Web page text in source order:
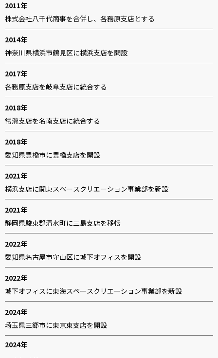
2011年
株式会社八千代商事を合併し、各務原支店とする
2014年
神奈川県横浜市鶴見区に横浜支店を開設
2017年
各務原支店を岐阜支店に統合する
2018年
常滑支店を名南支店に統合する
2018年
愛知県豊橋市に豊橋支店を開設
2021年
横浜支店に関東スペースクリエーション事業部を新設
2021年
静岡県駿東郡清水町に三島支店を移転
2022年
愛知県名古屋市守山区に城下オフィスを開設
2022年
城下オフィスに東海スペースクリエーション事業部を新設
2024年
埼玉県三郷市に東京東支店を開設
2024年